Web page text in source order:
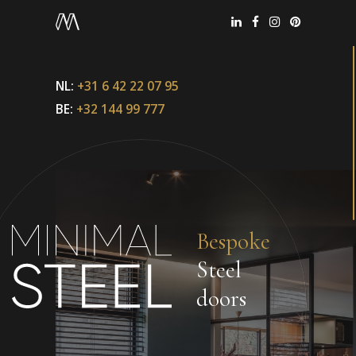
Office België
+32 144 99 777
NL: +31 6 42 22 07 95
BE: +32 144 99 777
Bespoke
Steel
doors